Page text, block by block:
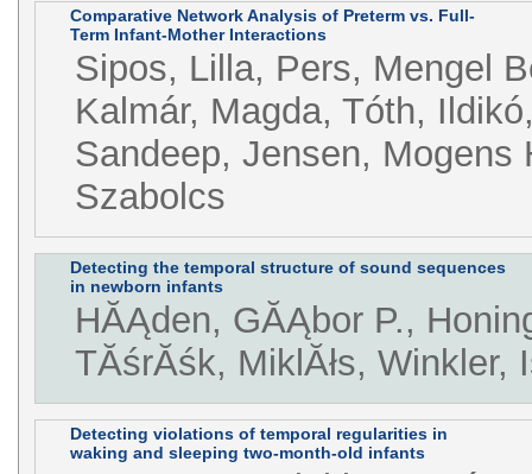
Comparative Network Analysis of Preterm vs. Full-
Term Infant-Mother Interactions
Sipos, Lilla, Pers, Mengel
Kalmár, Magda, Tóth,
Sandeep, Jensen, Mogens
Szabolcs
Detecting the temporal structure of sound sequences
in newborn infants
HĂĄden, GĂĄbor P.,
TĂśrĂśk, MiklĂłs, Winkler,
Detecting violations of temporal regularities in
waking and sleeping two-month-old infants